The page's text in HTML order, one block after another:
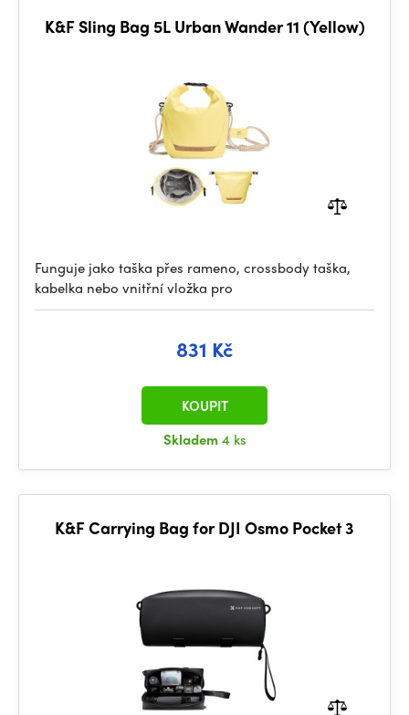
K&F Sling Bag 5L Urban Wander 11 (Yellow)
Funguje jako taška přes rameno, crossbody taška,
kabelka nebo vnitřní vložka pro
831 Kč
Skladem4 ks
KOUPIT
K&F Carrying Bag for DJI Osmo Pocket 3